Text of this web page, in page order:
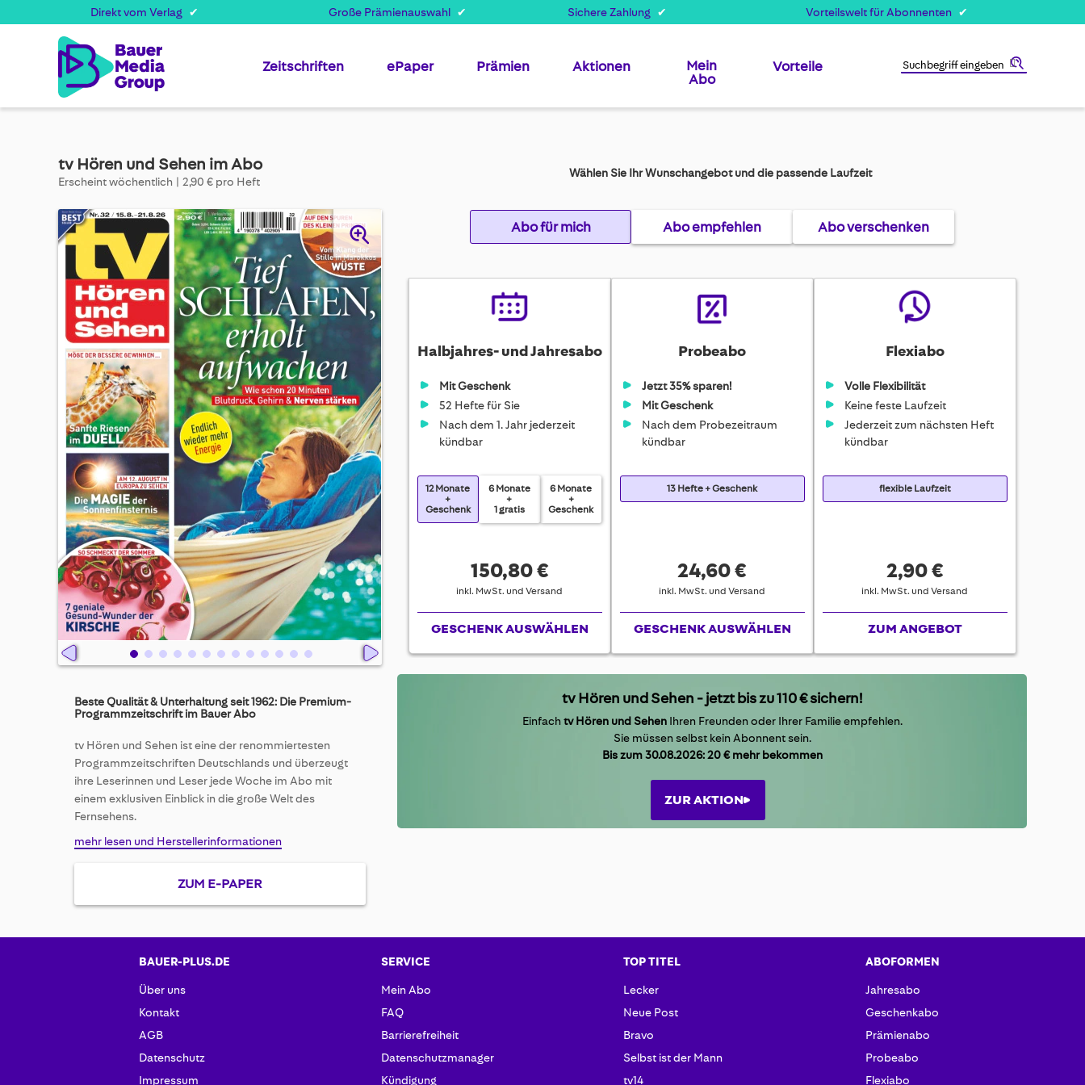
Direkt vom Verlag Große Prämienauswahl Sichere Zahlung Vorteilswelt für Abonnenten
Zeitschriften ePaper Prämien Aktionen
Mein
Abo
Vorteile
tv Hören und Sehen im Abo
Erscheint wöchentlich 2,90 € pro Heft
Skip
to
the
of
images
gallery
beginning
images
gallery
Beste Qualität & Unterhaltung seit 1962: Die Premium-
Programmzeitschrift im Bauer Abo
tv Hören und Sehen ist eine der renommiertesten
Programmzeitschriften Deutschlands und überzeugt
ihre Leserinnen und Leser jede Woche im Abo mit
einem exklusiven Einblick in die große Welt des
Fernsehens.
mehr lesen und Herstellerinformationen
ZUM E-PAPER
Wählen Sie Ihr Wunschangebot und die passende Laufzeit
Abo für mich Abo empfehlen Abo verschenken
Halbjahres- und Jahresabo
Mit Geschenk
52 Hefte für Sie
Nach dem 1. Jahr jederzeit
kündbar
12 Monate
+
Geschenk
6 Monate
+
1 gratis
6 Monate
+
Geschenk
150,80 €
inkl. MwSt. und Versand
GESCHENK AUSWÄHLEN
Probeabo
Jetzt 35% sparen!
Mit Geschenk
Nach dem Probezeitraum
kündbar
13 Hefte + Geschenk
24,60 €
inkl. MwSt. und Versand
GESCHENK AUSWÄHLEN
Flexiabo
Volle Flexibilität
Keine feste Laufzeit
Jederzeit zum nächsten Heft
kündbar
flexible Laufzeit
2,90 €
inkl. MwSt. und Versand
ZUM ANGEBOT
tv Hören und Sehen - jetzt bis zu 110 € sichern!
Einfachtv Hören und SehenIhren Freunden oder Ihrer Familie empfehlen.
Sie müssen selbst kein Abonnent sein.
Bis zum 30.08.2026: 20 € mehr bekommen
ZUR AKTION
BAUER-PLUS.DE
Über uns
Kontakt
AGB
Datenschutz
Impressum
SERVICE
Mein Abo
FAQ
Barrierefreiheit
Datenschutzmanager
Kündigung
TOP TITEL
Lecker
Neue Post
Bravo
Selbst ist der Mann
tv14
ABOFORMEN
Jahresabo
Geschenkabo
Prämienabo
Probeabo
Flexiabo